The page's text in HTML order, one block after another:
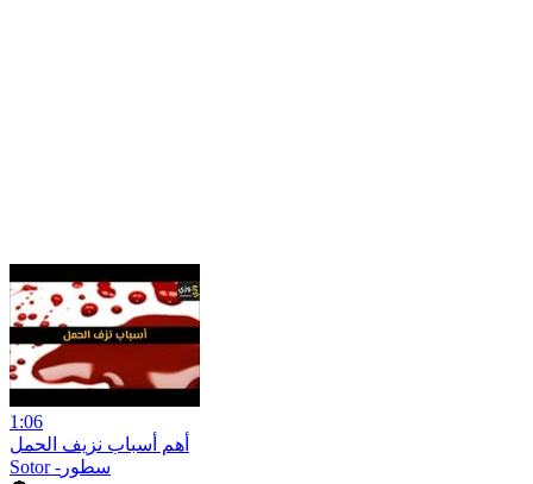
1:06
أهم أسباب نزيف الحمل
Sotor -سطور